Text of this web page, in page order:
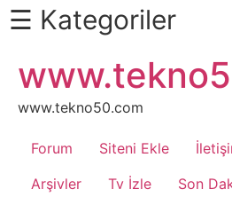
Daha
Fazlası
İçin
Kaydır
Android
☰ Kategoriler
atla
www.tekno50.com
Forum Siteni Ekle
Arşivler
Tv İzle Son